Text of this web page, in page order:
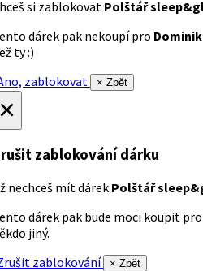
si zablokovat Polštář
dárek pak nekoupí pro
ty :)
zablokovat
× Zpět
zablokování dárku
nechceš mít dárek Polštář
dárek pak bude moci koupit pro
jiný.
zablokování
× Zpět